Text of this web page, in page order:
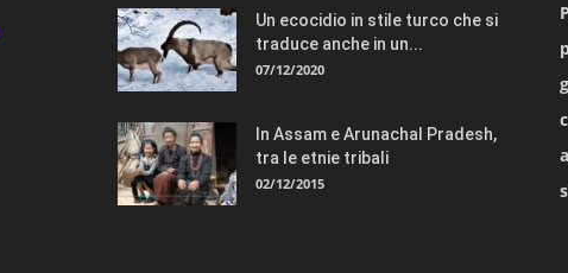
Un ecocidio in stile turco che si
traduce anche in un...
07/12/2020
In Assam e Arunachal Pradesh,
tra le etnie tribali
02/12/2015